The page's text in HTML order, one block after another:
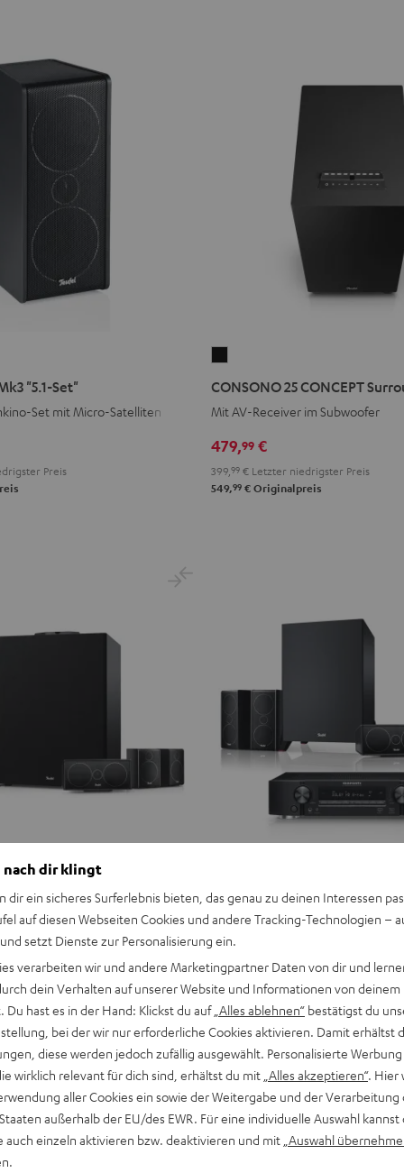
"5.1-Set"
Set mit Micro-Satelliten
Preis
Surround
"5.1-
Set"
Schwarz
CONSONO 25 CONCEPT
Mit AV-Receiver im Subwoofer
479,99 €
399,99 € Letzter niedrigster Preis
549,99 € Originalpreis
nach dir klingt
dir ein sicheres Surferlebnis bieten, das genau zu deinen Interessen
auf diesen Webseiten Cookies und andere Tracking-Technologien –
setzt Dienste zur Personalisierung ein.
verarbeiten wir und andere Marketingpartner Daten von dir und
dein Verhalten auf unserer Website und Informationen von deinem
Du hast es in der Hand: Klickst du auf „Alles ablehnen“ bestätigst du
bei der wir nur erforderliche Cookies aktivieren. Damit erhältst
diese werden jedoch zufällig ausgewählt. Personalisierte
wirklich relevant für dich sind, erhältst du mit „Alles akzeptieren“. Hier
aller Cookies ein sowie der Weitergabe und der Verarbeitung
außerhalb der EU/des EWR. Für eine individuelle Auswahl kannst
auch einzeln aktivieren bzw. deaktivieren und mit „Auswahl